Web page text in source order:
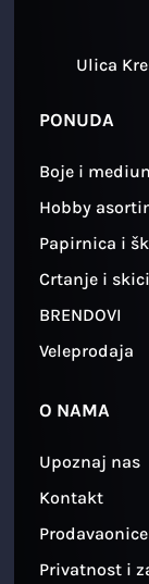
Ulica
PONUDA
Boje i
Hobby
Papirnica i
Crtanje i
BRENDOVI
Veleprodaja
O NAMA
Upoznaj nas
Kontakt
Prodavaonice
Privatnost i